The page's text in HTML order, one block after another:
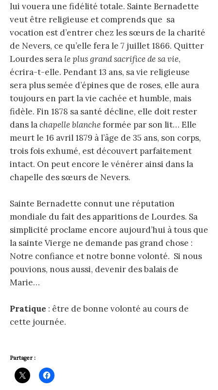
lui vouera une fidélité totale. Sainte Bernadette
veut être religieuse et comprends que sa
vocation est d’entrer chez les sœurs de la charité
de Nevers, ce qu’elle fera le 7 juillet 1866. Quitter
Lourdes sera le plus grand sacrifice de sa vie,
écrira-t-elle. Pendant 13 ans, sa vie religieuse
sera plus semée d’épines que de roses, elle aura
toujours en part la vie cachée et humble, mais
fidèle. Fin 1878 sa santé décline, elle doit rester
dans lachapelle blancheformée par son lit… Elle
meurt le 16 avril 1879 à l’âge de 35 ans, son corps,
trois fois exhumé, est découvert parfaitement
intact. On peut encore le vénérer ainsi dans la
chapelle des sœurs de Nevers.
Sainte Bernadette connut une réputation
mondiale du fait des apparitions de Lourdes. Sa
simplicité proclame encore aujourd’hui à tous que
la sainte Vierge ne demande pas grand chose :
Notre confiance et notre bonne volonté. Si nous
pouvions, nous aussi, devenir des balais de
Marie…
Pratique : être de bonne volonté au cours de
cette journée.
Partager :